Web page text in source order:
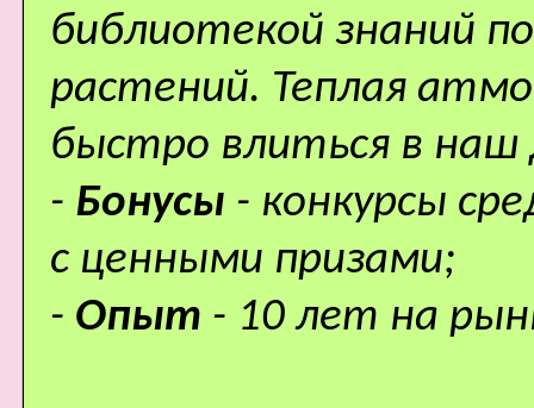
библиотекой знаний
растений. Теплая
быстро влиться в
- Бонусы - конкурсы
с ценными призами;
- Опыт - 10 лет на